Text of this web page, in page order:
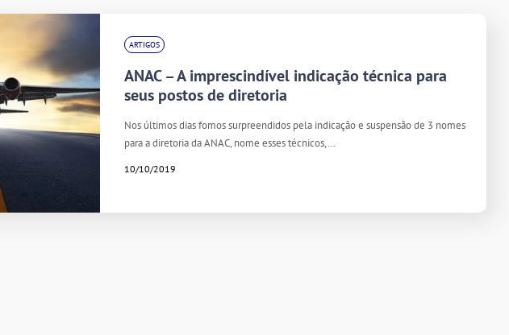
ARTIGOS
ANAC – A imprescindível indicação técnica para
seus postos de diretoria
Nos últimos dias fomos surpreendidos pela indicação e suspensão de 3 nomes
para a diretoria da ANAC, nome esses técnicos,…
10/10/2019